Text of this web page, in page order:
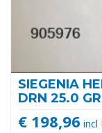
SIEGENIA
DRN 25.0
€ 198,96 incl